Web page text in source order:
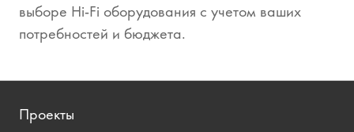
выборе Hi-Fi оборудования с учетом ваших
потребностей и бюджета.
Проекты